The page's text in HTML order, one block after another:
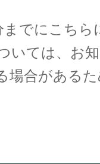
でにこちら
いては、お
合がある